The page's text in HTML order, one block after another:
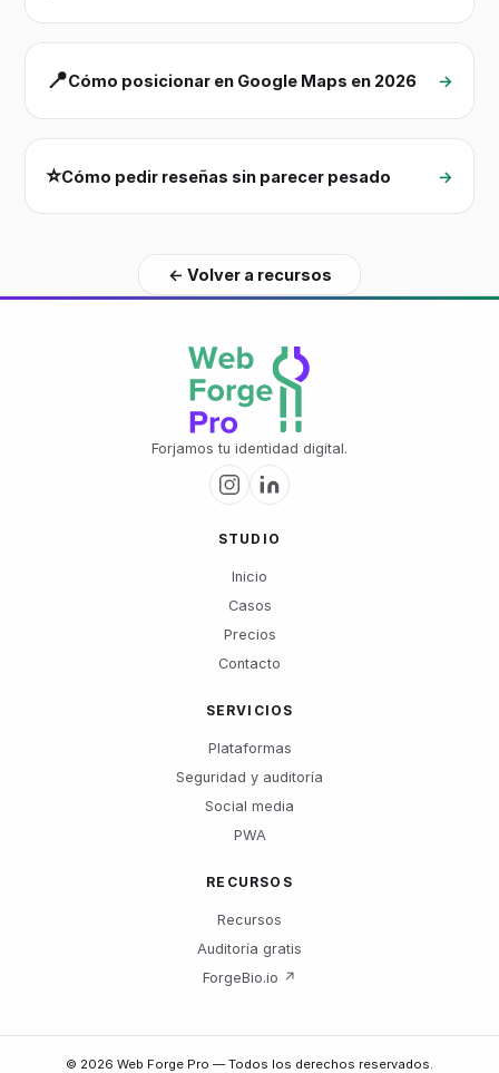
📍Cómo posicionar en Google Maps en 2026 →
⭐Cómo pedir reseñas sin parecer pesado →
← Volver a recursos
Forjamos tu identidad digital.
STUDIO
Inicio
Casos
Precios
Contacto
SERVICIOS
Plataformas
Seguridad y auditoría
Social media
PWA
RECURSOS
Recursos
Auditoría gratis
ForgeBio.io ↗
© 2026 Web Forge Pro —Todos los derechos reservados.